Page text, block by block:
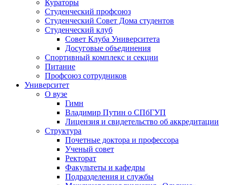
Кураторы
Студенческий профсоюз
Студенческий Совет Дома студентов
Студенческий клуб
Совет Клуба Университета
Досуговые объединения
Спортивный комплекс и секции
Питание
Профсоюз сотрудников
Университет
О вузе
Гимн
Владимир Путин о СПбГУП
Лицензия и свидетельство об аккредитации
Структура
Почетные доктора и профессора
Ученый совет
Ректорат
Факультеты и кафедры
Подразделения и службы